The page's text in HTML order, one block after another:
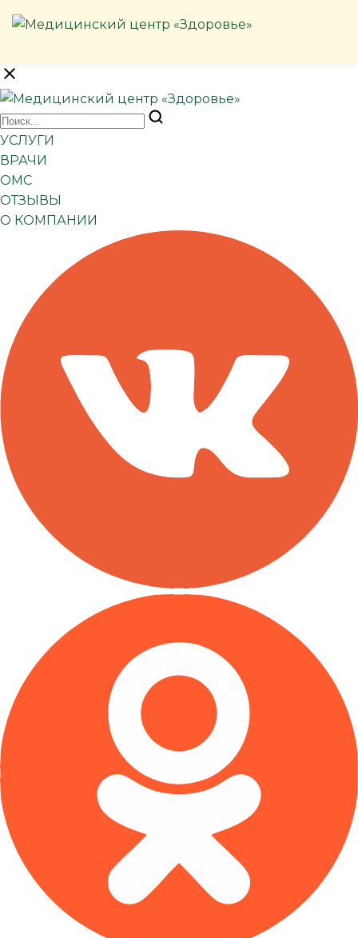
УСЛУГИ
ВРАЧИ
ОМС
ОТЗЫВЫ
О КОМПАНИИ